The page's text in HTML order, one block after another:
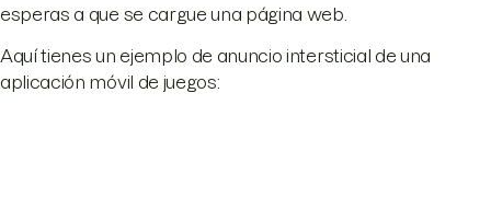
esperas a que se cargue una página web.
Aquí tienes un ejemplo de anuncio intersticial de una
aplicación móvil de juegos: